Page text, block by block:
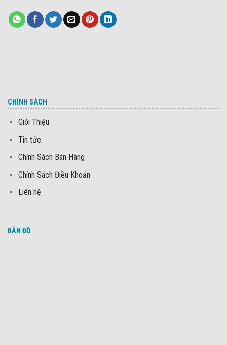
CHÍNH SÁCH
Giới Thiệu
Tin tức
Chính Sách Bán Hàng
Chính Sách Điều Khoản
Liên hệ
BẢN ĐỒ